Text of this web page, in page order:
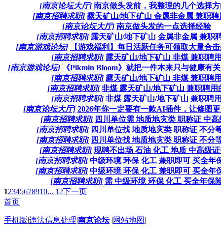
[南京论坛大厅] 南京做头发前，我整理的几个选择方
[南京招聘求职] 露天矿山/地下矿山 金属非金属 兼职聘
[南京论坛大厅] 南京做头发的一点选择经验
[南京招聘求职] 露天矿山/地下矿山 金属非金属 兼职
[南京游戏论坛]
【游戏福利】每日活跃任务可领取大量合
[南京招聘求职] 露天矿山/地下矿山 非煤 兼职聘
[南京游戏论坛]
《Pikmin Bloom》就把一件本来只与健康有
[南京招聘求职] 露天矿山/地下矿山 非煤 兼职聘
[南京招聘求职] 非煤 露天矿山/地下矿山 兼职聘用
[南京招聘求职] 非煤 露天矿山/地下矿山 兼职聘
[南京论坛大厅] 2026年你一定要有一款AI插件，让修图
[南京招聘求职] 四川单位需 地质地灾类 职称证 中高
[南京招聘求职] 四川单位找 地质地灾类 职称证 不分
[南京招聘求职] 四川单位找 地质地灾类 职称证 不分
[南京招聘求职] 现聘不出场 石油 化工 地质 中高级
[南京招聘求职] 中级环境 环保 化工 兼职即可 买全年
[南京招聘求职] 中级环境 环保 化工 兼职即可 买全年
[南京招聘求职] 需 中级环境 环保 化工 买全年保
12345678910... 12下一页
首页
手机版|违法信息处理|南京论坛 |网站地图|